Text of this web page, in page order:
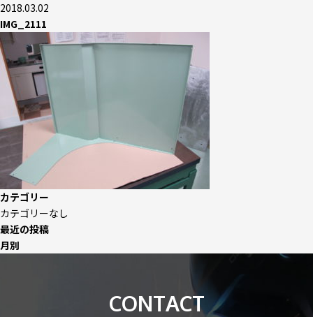
2018.03.02
IMG_2111
カテゴリー
カテゴリーなし
最近の投稿
月別
CONTACT